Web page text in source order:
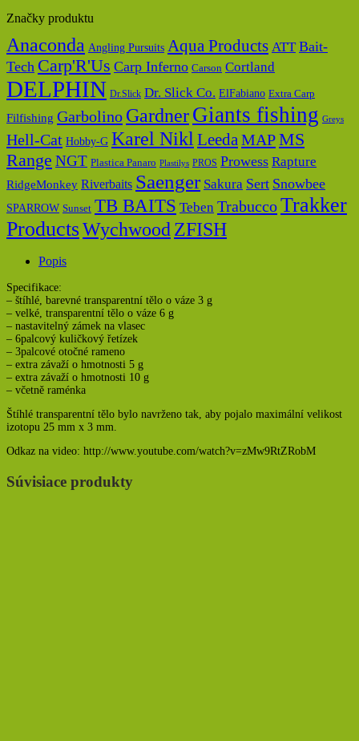
Značky produktu
Anaconda Angling Pursuits Aqua Products ATT Bait-
Tech Carp'R'Us Carp Inferno Carson Cortland
DELPHIN Dr.Slick Dr. Slick Co. ElFabiano Extra Carp
Filfishing Garbolino GardnerGiants fishing Greys
Hell-Cat Hobby-G Karel Nikl Leeda MAPMS
Range NGT Plastica Panaro Plastilys PROS Prowess Rapture
RidgeMonkey Riverbaits Saenger Sakura Sert Snowbee
SPARROW Sunset TB BAITS Teben TrabuccoTrakker
ProductsWychwood ZFISH
Popis
Specifikace:
– štíhlé, barevné transparentní tělo o váze 3 g
– velké, transparentní tělo o váze 6 g
– nastavitelný zámek na vlasec
– 6palcový kuličkový řetízek
– 3palcové otočné rameno
– extra závaží o hmotnosti 5 g
– extra závaží o hmotnosti 10 g
– včetně raménka
Štíhlé transparentní tělo bylo navrženo tak, aby pojalo maximální velikost
izotopu 25 mm x 3 mm.
Odkaz na video: http://www.youtube.com/watch?v=zMw9RtZRobM
Súvisiace produkty